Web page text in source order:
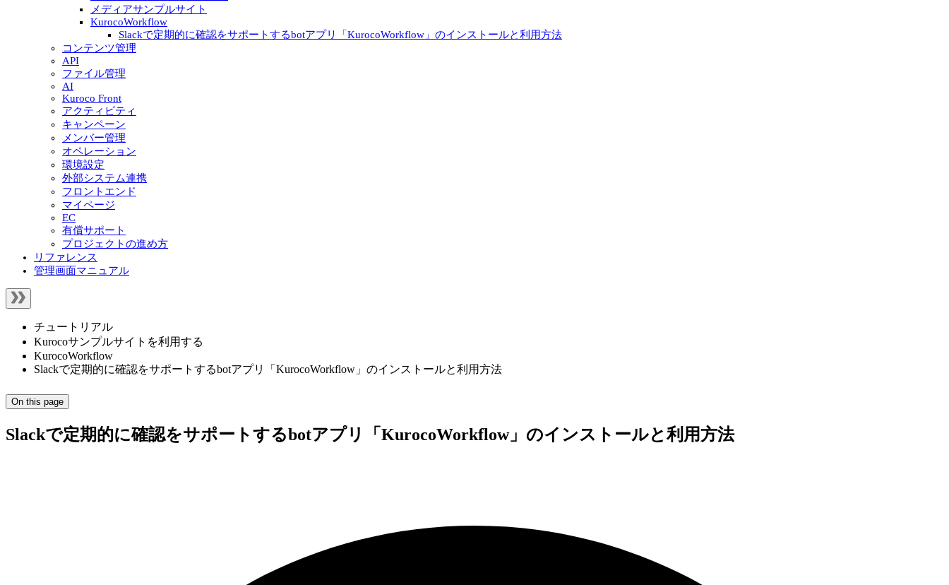
メディアサンプルサイト
KurocoWorkflow
Slackで定期的に確認をサポートするbotアプリ「KurocoWorkflow」のインストールと利用方法
コンテンツ管理
API
ファイル管理
AI
Kuroco Front
アクティビティ
キャンペーン
メンバー管理
オペレーション
環境設定
外部システム連携
フロントエンド
マイページ
EC
有償サポート
プロジェクトの進め方
リファレンス
管理画面マニュアル
チュートリアル
Kurocoサンプルサイトを利用する
KurocoWorkflow
Slackで定期的に確認をサポートするbotアプリ「KurocoWorkflow」のインストールと利用方法
On this page
Slackで定期的に確認をサポートするbotアプリ「KurocoWorkflow」のインストールと利用方法